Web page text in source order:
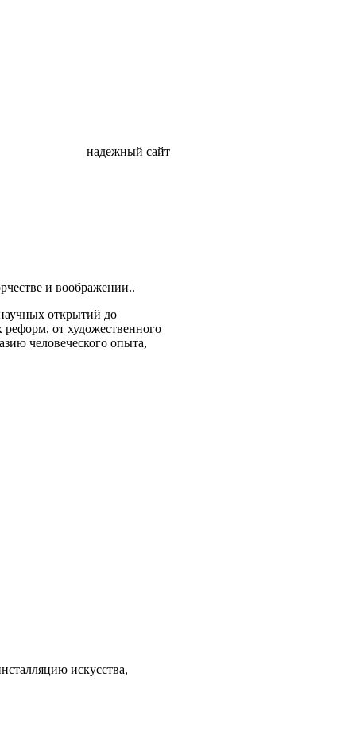
надежный сайт
и воображении..
открытий до
от художественного
человеческого опыта,
искусства,